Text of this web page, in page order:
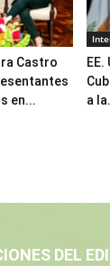
Castro
en...
a
DEL